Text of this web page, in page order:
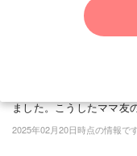
赤ちゃん・育児
病院
美容・ファッション
仲良しのママ友同士で子
ますよね。今回の投稿者
くしているママ友がいま
ました。こうしたママ友
2025年02月20日時点の情報で